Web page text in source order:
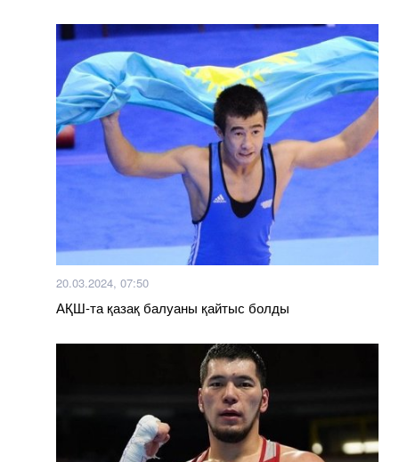
20.03.2024, 07:50
АҚШ-та қазақ балуаны қайтыс болды